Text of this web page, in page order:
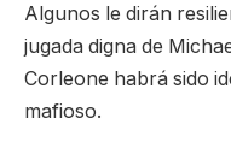
Algunos le dirán
jugada digna de
Corleone habrá sido
mafioso.